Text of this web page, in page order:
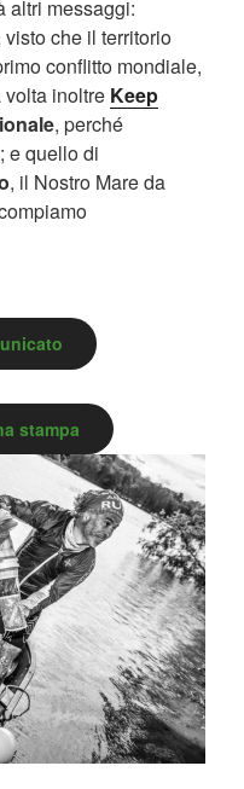
altri messaggi:
visto che il territorio
conflitto mondiale,
volta inoltre Keep
, perché
e quello di
, il Nostro Mare da
stampa